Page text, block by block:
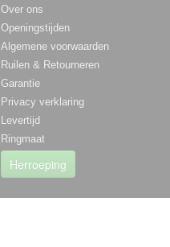
Over ons
Openingstijden
Algemene voorwaarden
Ruilen & Retourneren
Garantie
Privacy verklaring
Levertijd
Ringmaat
Herroeping